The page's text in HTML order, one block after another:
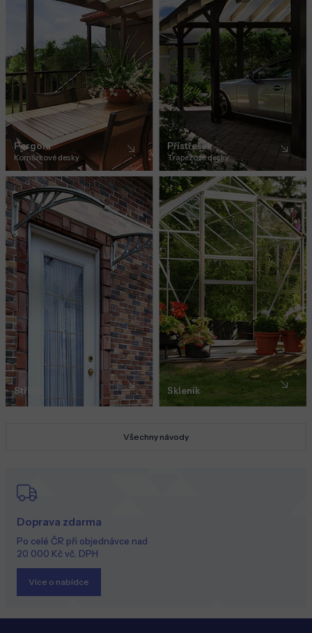
Doprava zdarma
Po celé ČR při objednávce nad
20 000 Kč vč. DPH
Více o nabídce
Pergola
Komůrkové desky
Přístřešek
Trapézové desky
Stříška Skleník
Všechny návody